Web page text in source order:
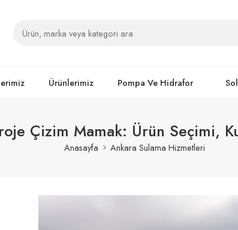
Ürünlerimiz Pompa Ve Hidrafor
Çizim Mamak: Ürün Seçimi,
Anasayfa Ankara Sulama Hizmetleri